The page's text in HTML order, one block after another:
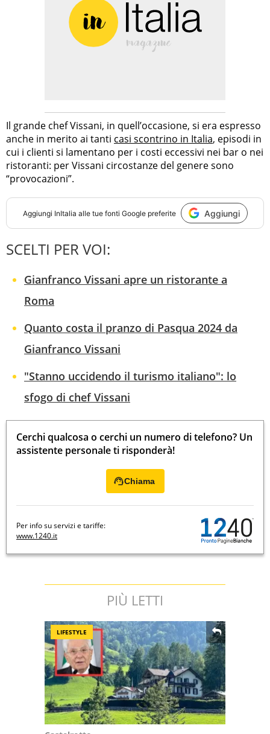
Il grande chef Vissani, in quell’occasione, si era espresso
anche in merito ai tanti casi scontrino in Italia, episodi in
cui i clienti si lamentano per i costi eccessivi nei bar o nei
ristoranti: per Vissani circostanze del genere sono
“provocazioni”.
Aggiungi InItalia alle tue fonti Google preferite Aggiungi
SCELTI PER VOI:
Gianfranco Vissani apre un ristorante a
Roma
Quanto costa il pranzo di Pasqua 2024 da
Gianfranco Vissani
"Stanno uccidendo il turismo italiano": lo
sfogo di chef Vissani
Cerchi qualcosa o cerchi un numero di telefono? Un
assistente personale ti risponderà!
Chiama
Per info su servizi e tariffe:
www.1240.it
PIÙ LETTI
LIFESTYLE